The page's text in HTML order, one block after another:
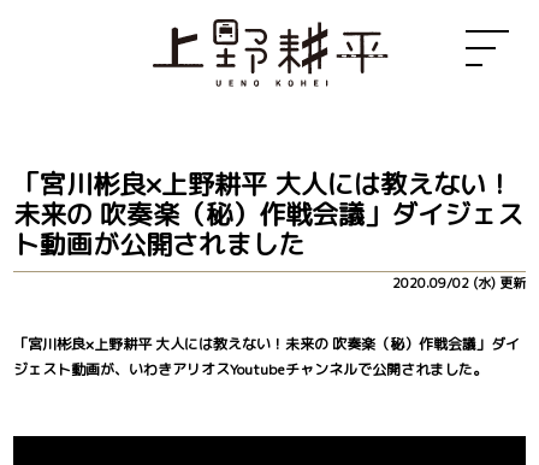
「宮川彬良×上野耕平 大人には教えない！
未来の 吹奏楽（秘）作戦会議」ダイジェス
ト動画が公開されました
2020.09/02 (水) 更新
「宮川彬良×上野耕平 大人には教えない！未来の 吹奏楽（秘）作戦会議」ダイ
ジェスト動画が、いわきアリオスYoutubeチャンネルで公開されました。